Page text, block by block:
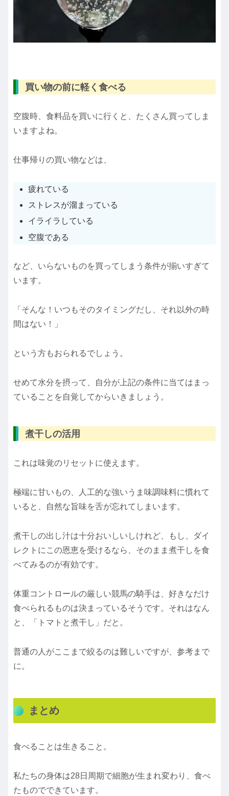
買い物の前に軽く食べる
空腹時、食料品を買いに行くと、たくさん買ってしま
いますよね。
仕事帰りの買い物などは、
疲れている
ストレスが溜まっている
イライラしている
空腹である
など、いらないものを買ってしまう条件が揃いすぎて
います。
「そんな！いつもそのタイミングだし、それ以外の時
間はない！」
という方もおられるでしょう。
せめて水分を摂って、自分が上記の条件に当てはまっ
ていることを自覚してからいきましょう。
煮干しの活用
これは味覚のリセットに使えます。
極端に甘いもの、人工的な強いうま味調味料に慣れて
いると、自然な旨味を舌が忘れてしまいます。
煮干しの出し汁は十分おいしいしけれど、もし、ダイ
レクトにこの恩恵を受けるなら、そのまま煮干しを食
べてみるのが有効です。
体重コントロールの厳しい競馬の騎手は、好きなだけ
食べられるものは決まっているそうです。それはなん
と、「トマトと煮干し」だと。
普通の人がここまで絞るのは難しいですが、参考まで
に。
まとめ
食べることは生きること。
私たちの身体は28日周期で細胞が生まれ変わり、食べ
たものでできています。